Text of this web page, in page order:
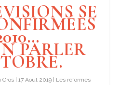
SE
PARLER
Cros |17 Août 2019 | Les réformes